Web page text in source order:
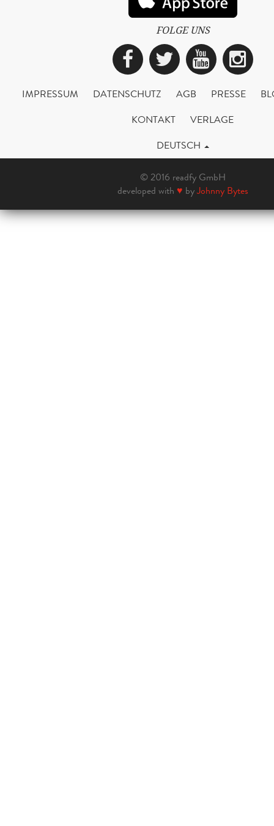
FOLGE UNS
Facebook
Twitter
IMPRESSUM DATENSCHUTZ AGB PRESSE
KONTAKT
VERLAGE
DEUTSCH
© 2016 readfy GmbH
developed with ♥ byJohnny Bytes